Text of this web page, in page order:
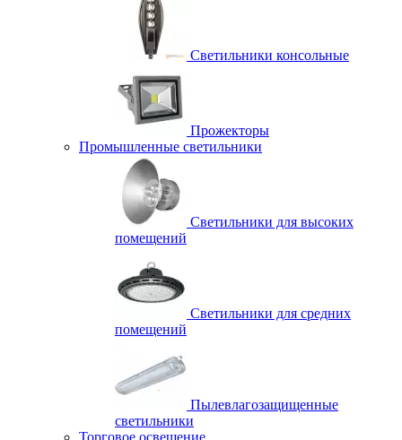
Светильники консольные
Прожекторы
Промышленные светильники
Светильники для высоких
помещений
Светильники для средних
помещений
Пылевлагозащищенные
светильники
Торговое освещение